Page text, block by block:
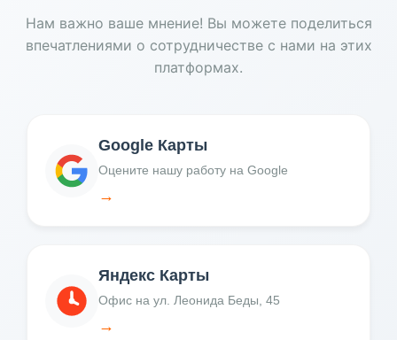
Нам важно ваше мнение! Вы можете поделиться
впечатлениями о сотрудничестве с нами на этих
платформах.
Google Карты
Оцените нашу работу на Google
→
Яндекс Карты
Офис на ул. Леонида Беды, 45
→